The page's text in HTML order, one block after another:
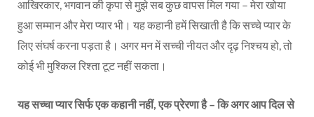
आखिरकार, भगवान की कृपा से मुझे सब कुछ वापस मिल गया – मेरा खोया
हुआ सम्मान और मेरा प्यार भी। यह कहानी हमें सिखाती है कि सच्चे प्यार के
लिए संघर्ष करना पड़ता है। अगर मन में सच्ची नीयत और दृढ़ निश्चय हो, तो
कोई भी मुश्किल रिश्ता टूट नहीं सकता।
यह सच्चा प्यार सिर्फ एक कहानी नहीं, एक प्रेरणा है – कि अगर आप दिल से